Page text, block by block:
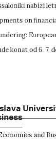
nabízí
on
konat od 6. 7.
and